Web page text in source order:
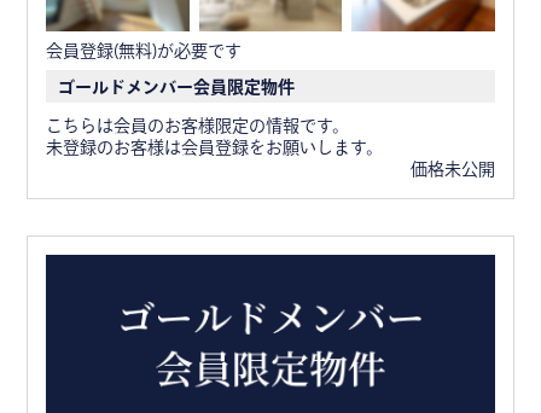
会員登録(無料)が必要です
ゴールドメンバー会員限定物件
こちらは会員のお客様限定の情報です。
未登録のお客様は会員登録をお願いします。
価格未公開